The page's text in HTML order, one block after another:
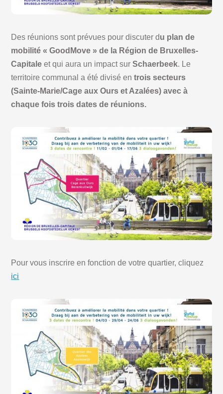
Des réunions sont prévues pour discuter du plan de
mobilité « GoodMove » de la Région de Bruxelles-
Capitale et qui aura un impact sur Schaerbeek. Le
territoire communal a été divisé entrois secteurs
(Sainte-Marie/Cage aux Ours et Azalées) avec à
chaque fois trois dates de réunions.
Pour vous inscrire en fonction de votre quartier, cliquez
ici